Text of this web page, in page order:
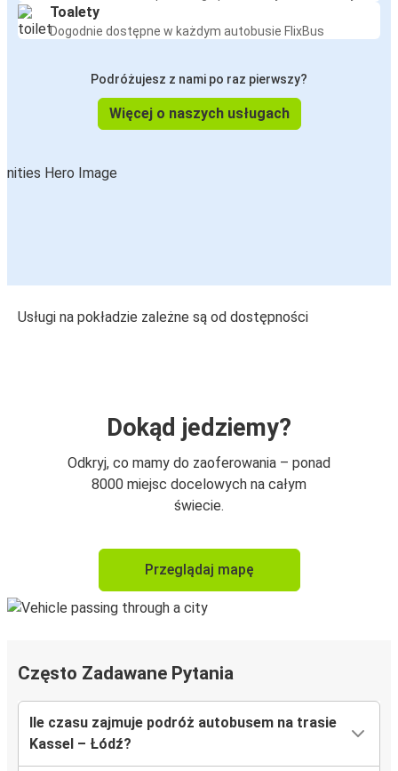
Toalety
Dogodnie dostępne w każdym autobusie FlixBus
Podróżujesz z nami po raz pierwszy?
Więcej o naszych usługach
Usługi na pokładzie zależne są od dostępności
Dokąd jedziemy?
Odkryj, co mamy do zaoferowania – ponad
8000 miejsc docelowych na całym
świecie.
Przeglądaj mapę
Często Zadawane Pytania
Ile czasu zajmuje podróż autobusem na trasie
Kassel – Łódź?